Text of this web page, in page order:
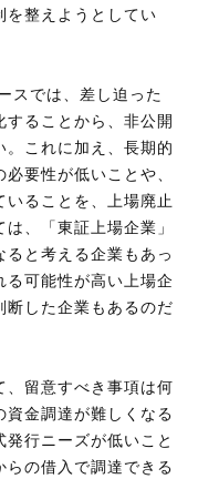
を整えようとしてい
スでは、差し迫った
ることから、非公開
これに加え、長期的
要性が低いことや、
いることを、上場廃止
、「東証上場企業」
と考える企業もあっ
る可能性が高い上場企
断した企業もあるのだ
、留意すべき事項は何
金調達が難しくなる
行ニーズが低いこと
の借入で調達できる